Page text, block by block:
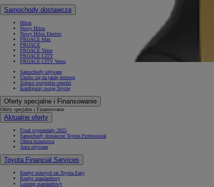
Samochody dostawcze
Hilux
Nowy Hilux
Nowy Hilux Electric
PROACE Max
PROACE
PROACE Verso
PROACE CITY
PROACE CITY Verso
Samochody używane
Umów się na jazdę testową
Zobacz wszystkie cenniki
Konfiguruj swoją Toyotę
Oferty specjalne i Finansowanie
Oferty specjalne i Finansowanie
Aktualne oferty
Finał wyprzedaży 2025
Samochody dostawcze Toyota Professional
Oferta biznesowa
Auta używane
Toyota Financial Services
Kredyt niższych rat Toyota Easy
Kredyt standardowy
Leasing standardowy